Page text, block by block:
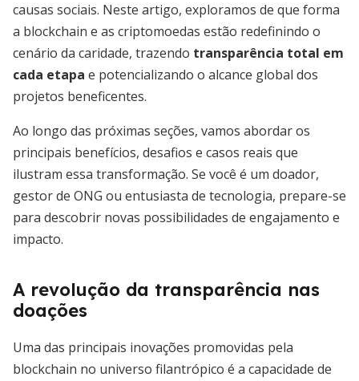
causas sociais. Neste artigo, exploramos de que forma
a blockchain e as criptomoedas estão redefinindo o
cenário da caridade, trazendo transparência total em
cada etapa e potencializando o alcance global dos
projetos beneficentes.
Ao longo das próximas seções, vamos abordar os
principais benefícios, desafios e casos reais que
ilustram essa transformação. Se você é um doador,
gestor de ONG ou entusiasta de tecnologia, prepare-se
para descobrir novas possibilidades de engajamento e
impacto.
A revolução da transparência nas
doações
Uma das principais inovações promovidas pela
blockchain no universo filantrópico é a capacidade de